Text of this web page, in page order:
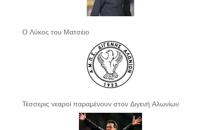
Ο Λύκος του Ματσέιο
Τέσσερις νεαροί παραμένουν στον Διγενή Αλωνίων